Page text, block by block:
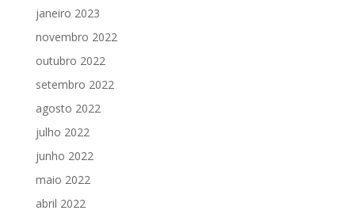
janeiro 2023
novembro 2022
outubro 2022
setembro 2022
agosto 2022
julho 2022
junho 2022
maio 2022
abril 2022